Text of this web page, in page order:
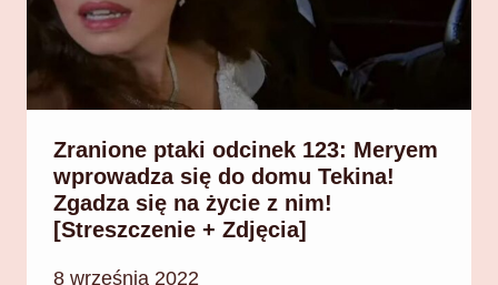
Zranione ptaki odcinek 123: Meryem
wprowadza się do domu Tekina!
Zgadza się na życie z nim!
[Streszczenie + Zdjęcia]
8 września 2022